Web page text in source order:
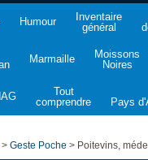
Humour
Inventaire
général
Marmaille
Moissons
Noires
Tout
comprendre
Pays
> Geste Poche > Poitevins,